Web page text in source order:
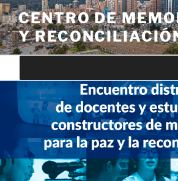
Saltar
al
contenido
CENTRO DE
Y